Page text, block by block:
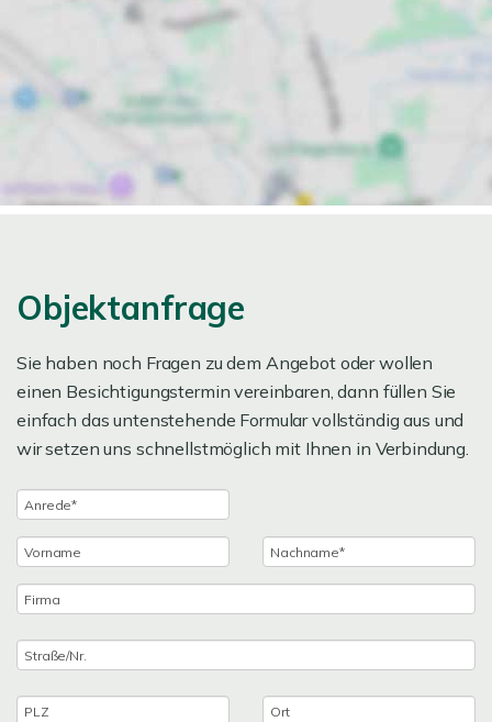
Objektanfrage
Sie haben noch Fragen zu dem Angebot oder wollen
einen Besichtigungstermin vereinbaren, dann füllen Sie
einfach das untenstehende Formular vollständig aus und
wir setzen uns schnellstmöglich mit Ihnen in Verbindung.